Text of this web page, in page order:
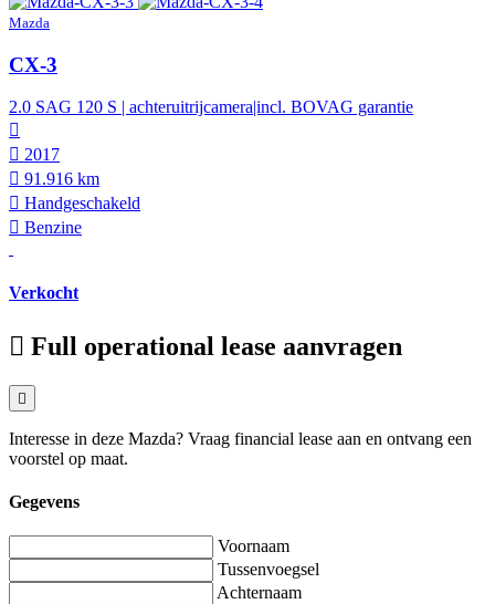
Mazda
CX-3
2.0 SAG 120 S | achteruitrijcamera|incl. BOVAG garantie
2017
91.916 km
Hand­geschakeld
Benzine
Verkocht
Full operational lease aanvragen
Interesse in deze Mazda? Vraag financial lease aan en ontvang een
voorstel op maat.
Gegevens
Voornaam
Tussenvoegsel
Achternaam